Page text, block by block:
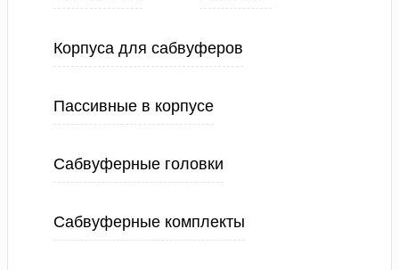
Корпуса для сабвуферов
Пассивные в корпусе
Сабвуферные головки
Сабвуферные комплекты